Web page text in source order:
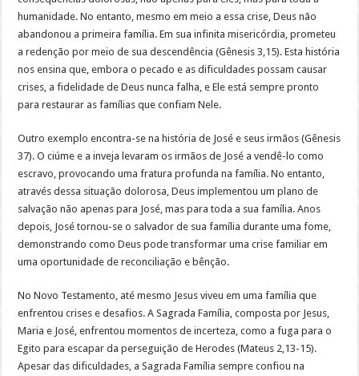
humanidade. No entanto, mesmo em meio a essa crise, Deus não
abandonou a primeira família. Em sua infinita misericórdia, prometeu
a redenção por meio de sua descendência (Gênesis 3,15). Esta história
nos ensina que, embora o pecado e as dificuldades possam causar
crises, a fidelidade de Deus nunca falha, e Ele está sempre pronto
para restaurar as famílias que confiam Nele.
Outro exemplo encontra-se na história de José e seus irmãos (Gênesis
37). O ciúme e a inveja levaram os irmãos de José a vendê-lo como
escravo, provocando uma fratura profunda na família. No entanto,
através dessa situação dolorosa, Deus implementou um plano de
salvação não apenas para José, mas para toda a sua família. Anos
depois, José tornou-se o salvador de sua família durante uma fome,
demonstrando como Deus pode transformar uma crise familiar em
uma oportunidade de reconciliação e bênção.
No Novo Testamento, até mesmo Jesus viveu em uma família que
enfrentou crises e desafios. A Sagrada Família, composta por Jesus,
Maria e José, enfrentou momentos de incerteza, como a fuga para o
Egito para escapar da perseguição de Herodes (Mateus 2,13-15).
Apesar das dificuldades, a Sagrada Família sempre confiou na